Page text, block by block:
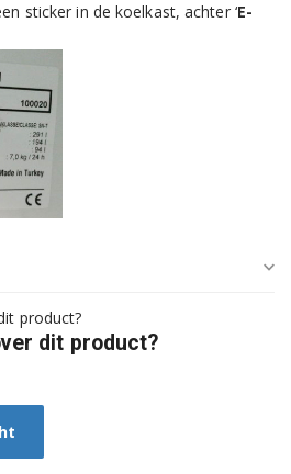
sticker in de koelkast, achter ‘E-
dit product?